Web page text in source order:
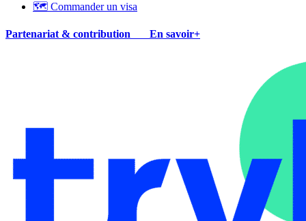
🗺 Commander un visa
Partenariat & contribution En savoir+